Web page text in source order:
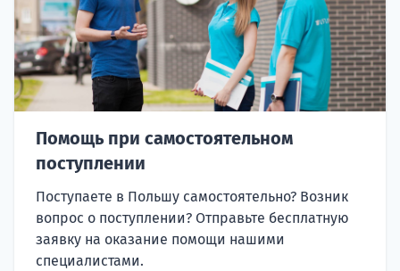
Помощь при самостоятельном
поступлении
Поступаете в Польшу самостоятельно? Возник
вопрос о поступлении? Отправьте бесплатную
заявку на оказание помощи нашими
специалистами.